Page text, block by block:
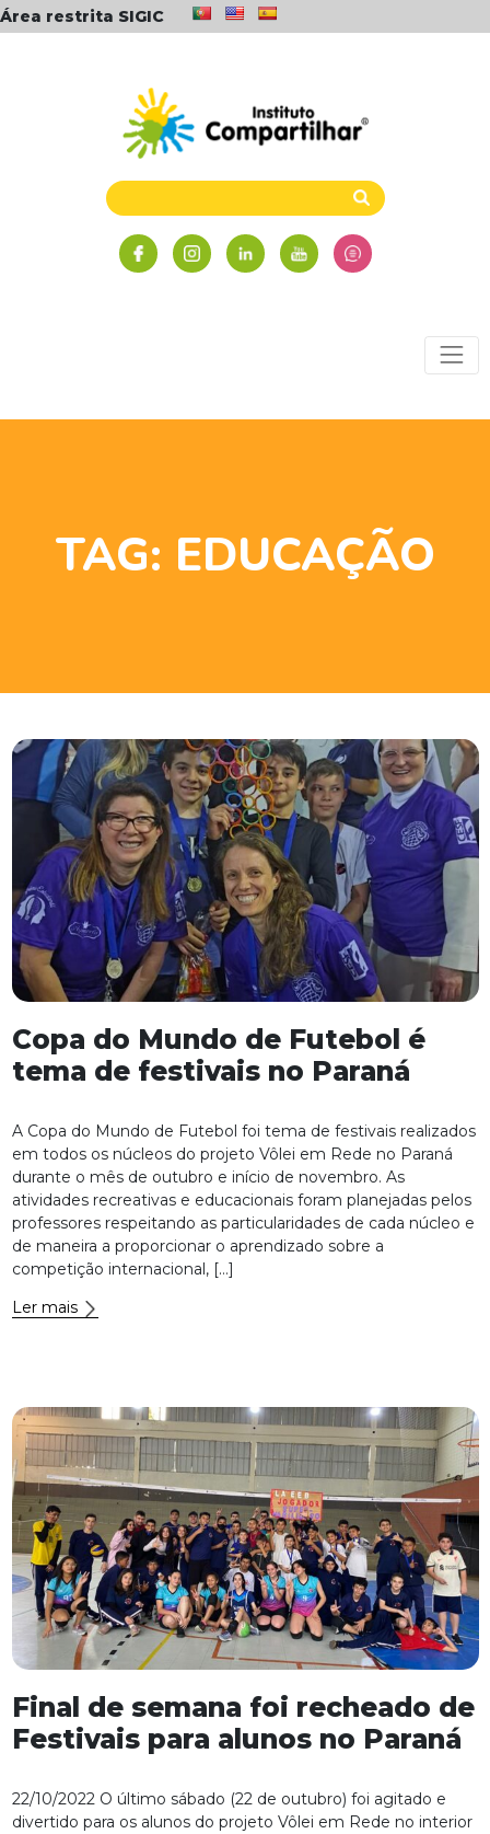
Área restrita SIGIC
TAG: EDUCAÇÃO
Copa do Mundo de Futebol é
tema de festivais no Paraná
A Copa do Mundo de Futebol foi tema de festivais realizados
em todos os núcleos do projeto Vôlei em Rede no Paraná
durante o mês de outubro e início de novembro. As
atividades recreativas e educacionais foram planejadas pelos
professores respeitando as particularidades de cada núcleo e
de maneira a proporcionar o aprendizado sobre a
competição internacional, […]
Ler mais
Final de semana foi recheado de
Festivais para alunos no Paraná
22/10/2022 O último sábado (22 de outubro) foi agitado e
divertido para os alunos do projeto Vôlei em Rede no interior